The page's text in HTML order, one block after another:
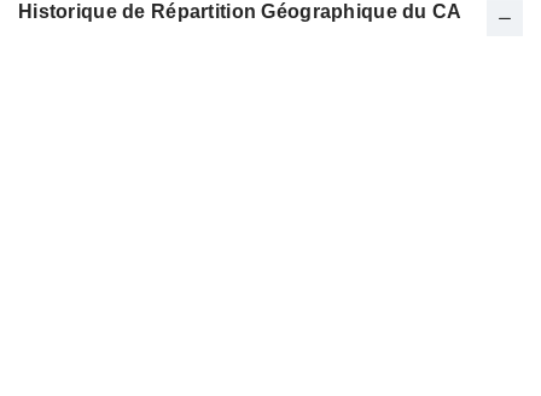
Historique de Répartition Géographique du CA